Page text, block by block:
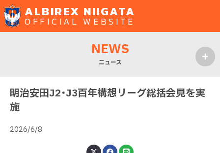
ALBIREX NIIGATA
OFFICIAL WEBSITE
NEWS
ニュース
明治安田J2･J3百年構想リーグ総括会見を実
施
2026/6/8